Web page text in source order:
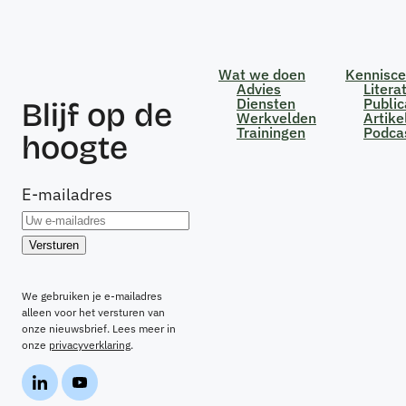
Blijf op de
hoogte
E-mailadres
We gebruiken je e-mailadres
alleen voor het versturen van
onze nieuwsbrief. Lees meer in
onze privacyverklaring.
Wat we doen
Advies
Diensten
Werkvelden
Trainingen